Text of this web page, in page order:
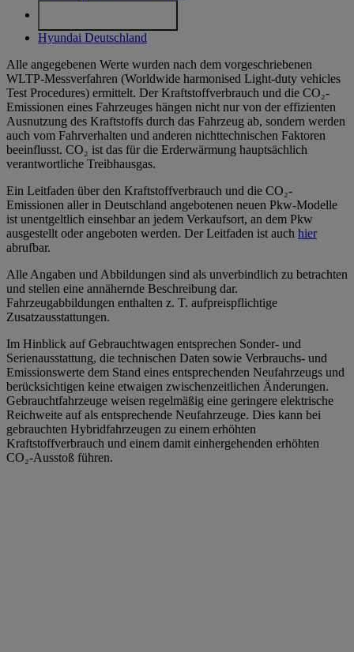
Hyundai Deutschland
Alle angegebenen Werte wurden nach dem vorgeschriebenen
WLTP-Messverfahren (Worldwide harmonised Light-duty vehicles
Test Procedures) ermittelt. Der Kraftstoffverbrauch und die CO₂-
Emissionen eines Fahrzeuges hängen nicht nur von der effizienten
Ausnutzung des Kraftstoffs durch das Fahrzeug ab, sondern werden
auch vom Fahrverhalten und anderen nichttechnischen Faktoren
beeinflusst. CO₂ ist das für die Erderwärmung hauptsächlich
verantwortliche Treibhausgas.
Ein Leitfaden über den Kraftstoffverbrauch und die CO₂-
Emissionen aller in Deutschland angebotenen neuen Pkw-Modelle
ist unentgeltlich einsehbar an jedem Verkaufsort, an dem Pkw
ausgestellt oder angeboten werden. Der Leitfaden ist auch hier
abrufbar.
Alle Angaben und Abbildungen sind als unverbindlich zu betrachten
und stellen eine annähernde Beschreibung dar.
Fahrzeugabbildungen enthalten z. T. aufpreispflichtige
Zusatzausstattungen.
Im Hinblick auf Gebrauchtwagen entsprechen Sonder- und
Serienausstattung, die technischen Daten sowie Verbrauchs- und
Emissionswerte dem Stand eines entsprechenden Neufahrzeugs und
berücksichtigen keine etwaigen zwischenzeitlichen Änderungen.
Gebrauchtfahrzeuge weisen regelmäßig eine geringere elektrische
Reichweite auf als entsprechende Neufahrzeuge. Dies kann bei
gebrauchten Hybridfahrzeugen zu einem erhöhten
Kraftstoffverbrauch und einem damit einhergehenden erhöhten
CO₂-Ausstoß führen.